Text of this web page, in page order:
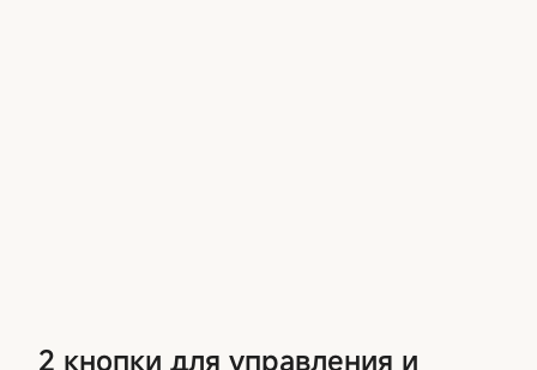
2 кнопки для управления и